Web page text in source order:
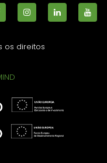
os direitos